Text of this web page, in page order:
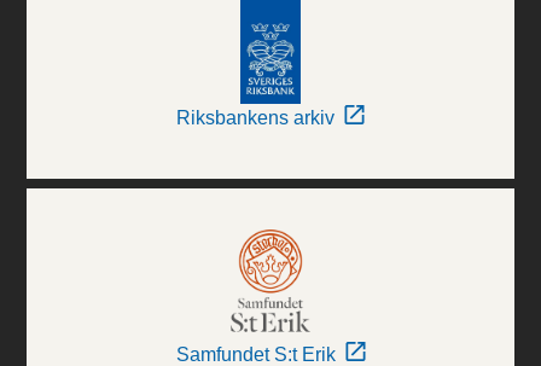
Riksbankens arkiv
Samfundet S:t Erik